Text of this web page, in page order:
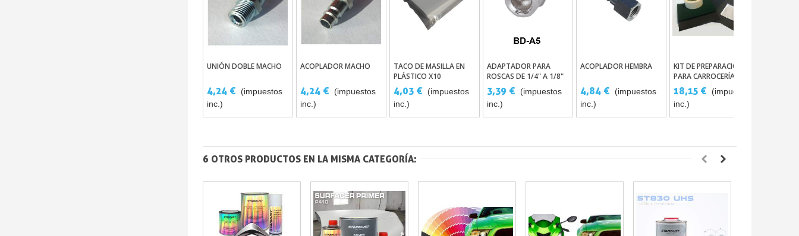
Añadir Al Carrito
UNIÓN DOBLE MACHO
4,24 €
(impuestos
inc.)
Añadir Al Carrito
ACOPLADOR MACHO
4,24 €
(impuestos
inc.)
Añadir Al Carrito
TACO DE MASILLA EN
PLÁSTICO X10
4,03 €
(impuestos
inc.)
Añadir Al Carrito
ADAPTADOR PARA
ROSCAS DE 1/4" A 1/8"
3,39 €
(impuestos
inc.)
Añadir Al Carrito
ACOPLADOR HEMBRA
4,84 €
(impuestos
inc.)
Añadir Al Carrito
KIT DE PREPARACIÓN
PARA CARROCERÍA
ANTES DE LA PINTURA
18,15 €
(impuestos
inc.)
6 OTROS PRODUCTOS EN LA MISMA CATEGORÍA: